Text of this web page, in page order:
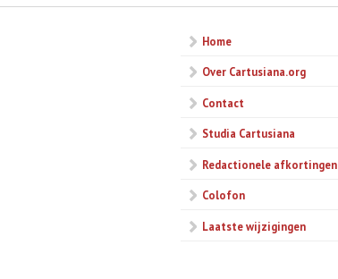
Home
Over Cartusiana.org
Contact
Studia Cartusiana
Redactionele afkortingen
Colofon
Laatste wijzigingen